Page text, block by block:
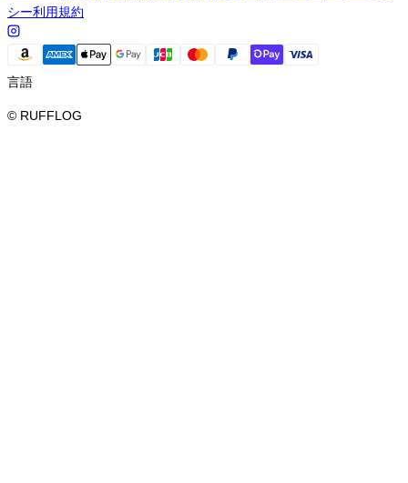
シー利用規約
言語
© RUFFLOG